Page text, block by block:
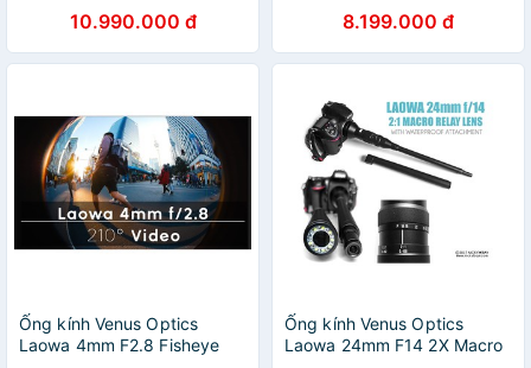
M, Nikon Z và Leica TL
10.990.000 đ
F, Sony A, Sony FE và
Pentax K
8.199.000 đ
Ống kính Venus Optics
Laowa 4mm F2.8 Fisheye
Ống kính Venus Optics
Laowa 24mm F14 2X Macro